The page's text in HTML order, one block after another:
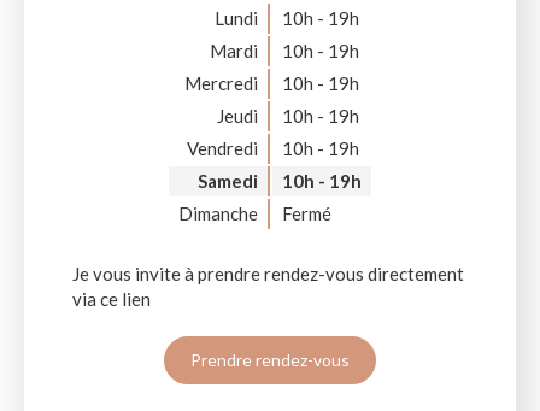
Lundi
10h - 19h
Mardi
10h - 19h
Mercredi
10h - 19h
Jeudi
10h - 19h
Vendredi
10h - 19h
Samedi
10h - 19h
Dimanche
Fermé
Je vous invite à prendre rendez-vous directement
via ce lien
Prendre rendez-vous